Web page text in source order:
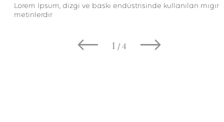
Lorem Ipsum, dizgi ve baskı endüstrisinde kullanılan mıgır
metinlerdir
1 /4